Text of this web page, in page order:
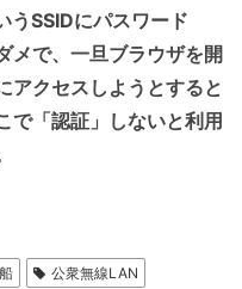
SSIDにパスワード
メで、一旦ブラウザを開
アクセスしようとすると
で「認証」しないと利用
公衆無線LAN